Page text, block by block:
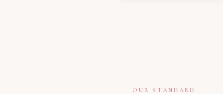
OUR STANDARD